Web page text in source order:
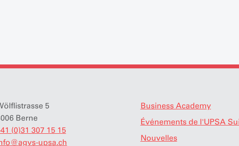
5
Berne
(0)31 307 15 15
@agvs-upsa.ch
Business Academy
Événements de l'UPSA
Nouvelles